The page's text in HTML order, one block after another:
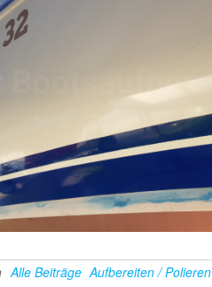
Alle Beiträge Aufbereiten / Polieren